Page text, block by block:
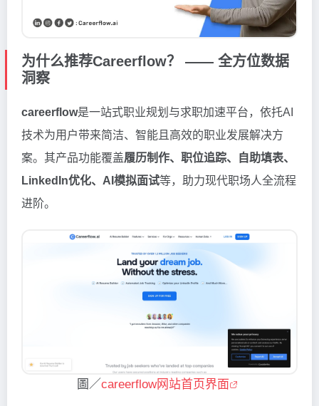
为什么推荐Careerflow？ —— 全方位数据
洞察
careerflow是一站式职业规划与求职加速平台，依托AI
技术为用户带来简洁、智能且高效的职业发展解决方
案。其产品功能覆盖履历制作、职位追踪、自助填表、
LinkedIn优化、AI模拟面试等，助力现代职场人全流程
进阶。
圖／careerflow网站首页界面